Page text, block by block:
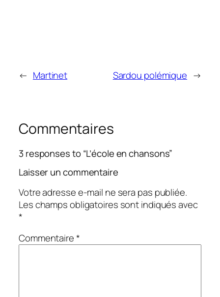
← Martinet Sardou polémique →
Commentaires
3 responses to “L’école en chansons”
Laisser un commentaire
Votre adresse e-mail ne sera pas publiée.
Les champs obligatoires sont indiqués avec
*
Commentaire*